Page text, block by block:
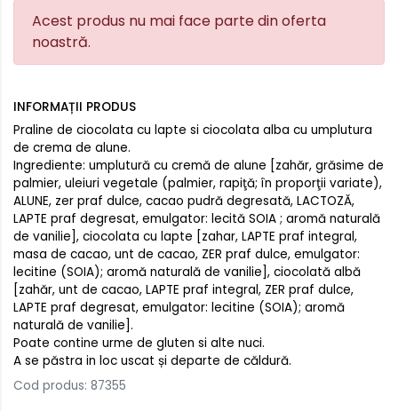
Acest produs nu mai face parte din oferta
noastră.
INFORMAȚII PRODUS
Praline de ciocolata cu lapte si ciocolata alba cu umplutura
de crema de alune.
Ingrediente: umplutură cu cremă de alune [zahăr, grăsime de
palmier, uleiuri vegetale (palmier, rapiţă; în proporţii variate),
ALUNE, zer praf dulce, cacao pudră degresată, LACTOZĂ,
LAPTE praf degresat, emulgator: lecită SOIA ; aromă naturală
de vanilie], ciocolata cu lapte [zahar, LAPTE praf integral,
masa de cacao, unt de cacao, ZER praf dulce, emulgator:
lecitine (SOIA); aromă naturală de vanilie], ciocolată albă
[zahăr, unt de cacao, LAPTE praf integral, ZER praf dulce,
LAPTE praf degresat, emulgator: lecitine (SOIA); aromă
naturală de vanilie].
Poate contine urme de gluten si alte nuci.
A se păstra in loc uscat și departe de căldură.
Cod produs: 87355